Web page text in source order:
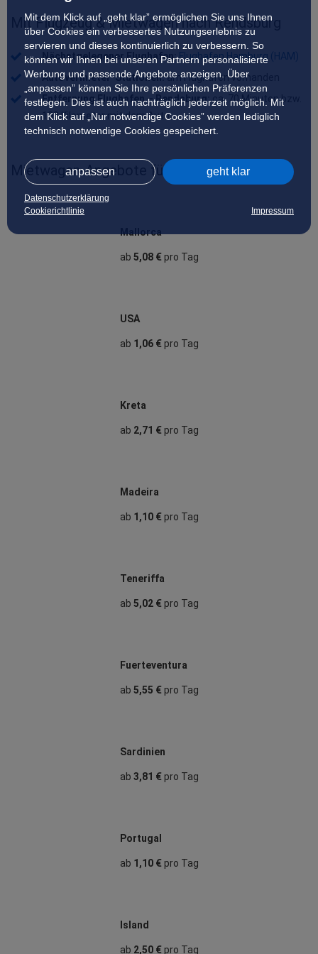
Mit dem Klick auf „geht klar” ermöglichen Sie uns Ihnen
über Cookies ein verbessertes Nutzungserlebnis zu
servieren und dieses kontinuierlich zu verbessern. So
können wir Ihnen bei unseren Partnern personalisierte
Werbung und passende Angebote anzeigen. Über
„anpassen” können Sie Ihre persönlichen Präferenzen
festlegen. Dies ist auch nachträglich jederzeit möglich. Mit
dem Klick auf „Nur notwendige Cookies” werden lediglich
technisch notwendige Cookies gespeichert.
anpassen geht klar
Datenschutzerklärung
Cookierichtlinie
Impressum
Mit Flugzeug & Mietwagen nach Rendsburg
Nächstgelegener Flughafen: Flughafen Hamburg (HAM)
Autovermieter-Stationen: am Flughafen vorhanden
Entfernung Flughafen – Rendsburg: ca. 70 Minuten bzw.
100 Kilometer mit dem Auto
Mietwagen‑Angebote für unsere Top‑Ziele
Mallorca
ab 5,08 €pro Tag
USA
ab 1,06 €pro Tag
Kreta
ab 2,71 €pro Tag
Madeira
ab 1,10 €pro Tag
Teneriffa
ab 5,02 €pro Tag
Fuerteventura
ab 5,55 €pro Tag
Sardinien
ab 3,81 €pro Tag
Portugal
ab 1,10 €pro Tag
Island
ab 2,50 €pro Tag